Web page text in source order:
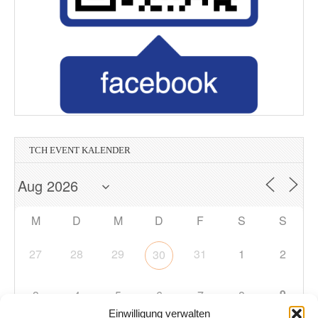
Einwilligung verwalten
TCH EVENT KALENDER
M D M D F S S
27 28 29 30 31 1 2
3 4 5 6 7 8 9